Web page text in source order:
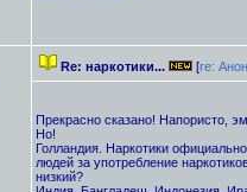
Re: наркотики... [re:
Прекрасно сказано! Напористо,
Но!
Голландия. Наркотики
людей за употребление
низкий?